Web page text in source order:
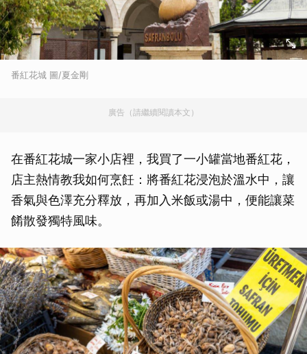
番紅花城 圖/夏金剛
廣告（請繼續閱讀本文）
在番紅花城一家小店裡，我買了一小罐當地番紅花，
店主熱情教我如何烹飪：將番紅花浸泡於溫水中，讓
香氣與色澤充分釋放，再加入米飯或湯中，便能讓菜
餚散發獨特風味。